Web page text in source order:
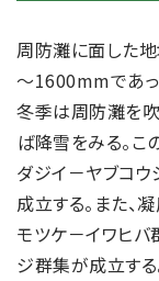
周防灘に面した
～1600mmであ
冬季は周防灘を
ば降雪をみる。
ダジイ－ヤブコ
成立する。また、
モツケ－イワヒバ
ジ群集が成立する